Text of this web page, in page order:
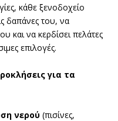
κάθε ξενοδοχείο
δαπάνες του, να
και να κερδίσει πελάτες
επιλογές.
για τα
νερού (πισίνες,